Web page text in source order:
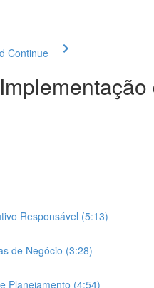
Continue
Responsável (5:13)
de Negócio (3:28)
Planejamento (4:54)